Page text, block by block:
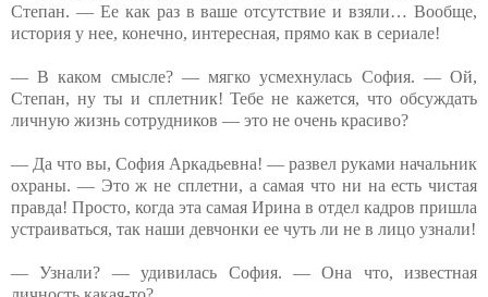
Степан. — Ее как раз в ваше отсутствие и взяли… Вообще,
история у нее, конечно, интересная, прямо как в сериале!
— В каком смысле? — мягко усмехнулась София. — Ой,
Степан, ну ты и сплетник! Тебе не кажется, что обсуждать
личную жизнь сотрудников — это не очень красиво?
— Да что вы, София Аркадьевна! — развел руками начальник
охраны. — Это ж не сплетни, а самая что ни на есть чистая
правда! Просто, когда эта самая Ирина в отдел кадров пришла
устраиваться, так наши девчонки ее чуть ли не в лицо узнали!
— Узнали? — удивилась София. — Она что, известная